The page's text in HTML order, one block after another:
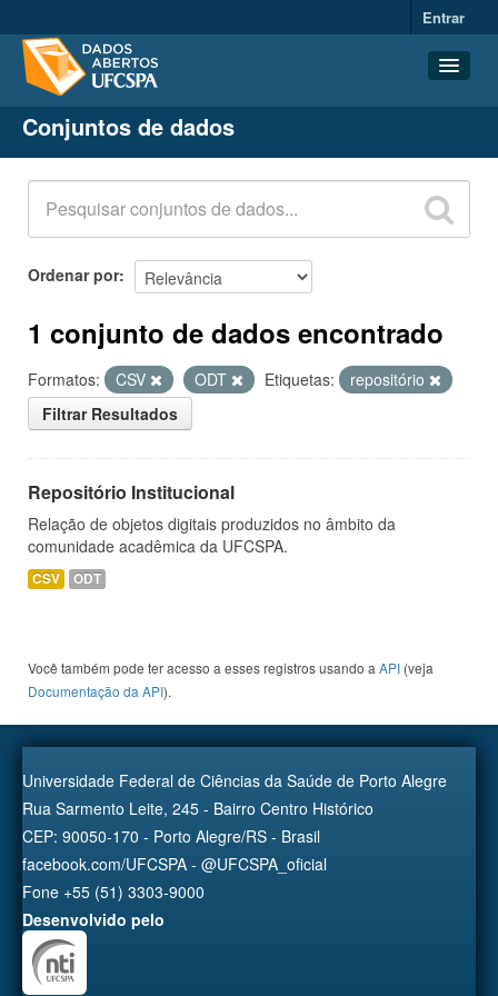
Entrar
Conjuntos de dados
Organizações
Grupos
Sobre
Conjuntos de dados
Ordenar por
1 conjunto de dados encontrado
Formatos: CSV ODT Etiquetas:
repositório
Filtrar Resultados
Repositório Institucional
Relação de objetos digitais produzidos no âmbito da
comunidade acadêmica da UFCSPA.
CSV ODT
Você também pode ter acesso a esses registros usando a API (veja
Documentação da API).
Universidade Federal de Ciências da Saúde de Porto Alegre
Rua Sarmento Leite, 245 - Bairro Centro Histórico
CEP: 90050-170 - Porto Alegre/RS - Brasil
facebook.com/UFCSPA - @UFCSPA_oficial
Fone +55 (51) 3303-9000
Desenvolvido pelo